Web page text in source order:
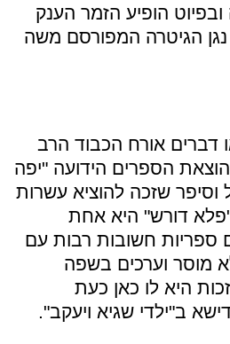
הופיע הזמר הענק
נגן הגיטרה המפורסם משה
דברים אורח הכבוד הרב
הספרים הידועה "יפה
שזכה להוציא עשרות
פלא דורש" היא אחת
ספריות חשובות רבות עם
מוסר וערכים בשפה
היא לו כאן כעת
ב"ילדי שגיא ויעקב".